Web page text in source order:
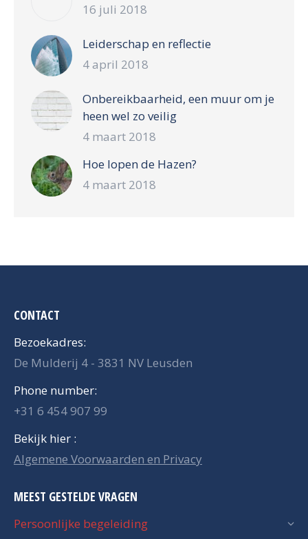
16 juli 2018
Leiderschap en reflectie
4 april 2018
Onbereikbaarheid, een muur om je
heen wel zo veilig
4 maart 2018
Hoe lopen de Hazen?
4 maart 2018
CONTACT
Bezoekadres:
De Mulderij 4 - 3831 NV Leusden
Phone number:
+31 6 454 907 99
Bekijk hier :
Algemene Voorwaarden en Privacy
MEEST GESTELDE VRAGEN
Persoonlijke begeleiding